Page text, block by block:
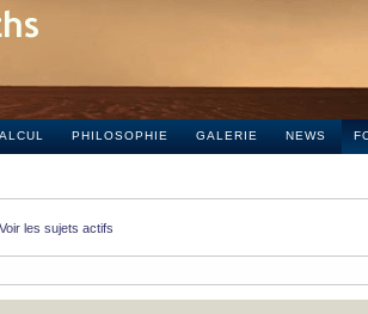
PHILOSOPHIE GALERIE NEWS
Voir les sujets actifs